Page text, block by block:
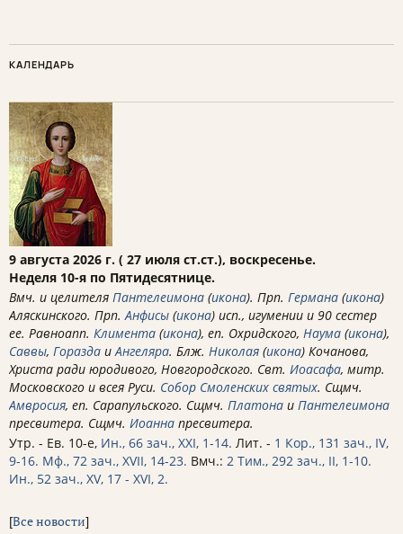
КАЛЕНДАРЬ
9 августа 2026 г. ( 27 июля ст.ст.), воскресенье.
Неделя 10-я по Пятидесятнице.
Вмч. и целителя Пантелеимона (икона). Прп. Германа (икона)
Аляскинского. Прп.Анфисы (икона) исп., игумении и 90 сестер
ее. Равноапп. Климента (икона), еп. Охридского, Наума (икона),
Саввы, Горазда иАнгеляра. Блж. Николая (икона) Кочанова,
Христа ради юродивого, Новгородского. Свт. Иоасафа, митр.
Московского и всея Руси. Собор Смоленских святых. Сщмч.
Амвросия, еп. Сарапульского. Сщмч. Платона и Пантелеимона
пресвитера. Сщмч. Иоанна пресвитера.
Утр. - Ев. 10-е, Ин., 66 зач., XXI, 1-14. Лит. - 1 Кор., 131 зач., IV,
9-16. Мф., 72 зач., XVII, 14-23. Вмч.: 2 Тим., 292 зач., II, 1-10.
Ин., 52 зач., XV, 17 - XVI, 2.
[Все новости]